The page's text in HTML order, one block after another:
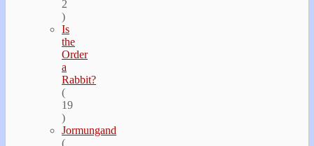
2
)
Is
the
Order
a
Rabbit?
(
19
)
Jormungand
(